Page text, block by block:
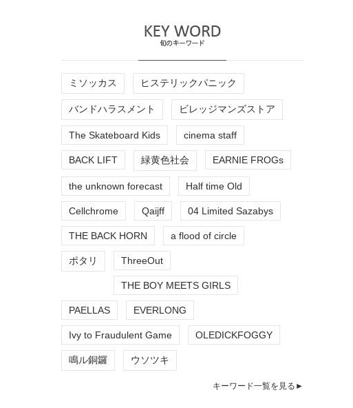
ミソッカス ヒステリックパニック
バンドハラスメント ビレッジマンズストア
The Skateboard Kids cinema staff
BACK LIFT 緑黄色社会 EARNIE FROGs
the unknown forecast Half time Old
Cellchrome Qaijff 04 Limited Sazabys
THE BACK HORN a flood of circle
ポタリ ThreeOut
THE BOY MEETS GIRLS
PAELLAS EVERLONG
Ivy to Fraudulent Game OLEDICKFOGGY
鳴ル銅鑼 ウソツキ
キーワード一覧を見る►